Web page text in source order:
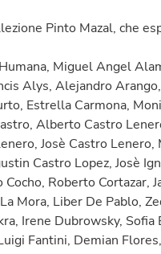
Pinto Mazal, che
Miguel Angel
Alys, Alejandro
Estrella Carmona,
Alberto Castro
Josè Castro Lenero,
Castro Lopez, Josè
Roberto Cortazar,
Mora, Liber De Pablo,
Irene Dubrowsky, Sofia
Fantini, Demian